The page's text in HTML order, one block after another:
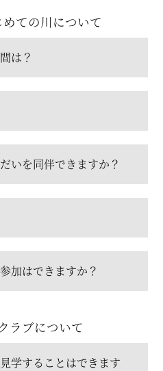
ての川について
は？
いを同伴できますか？
加はできますか？
ラブについて
学することはできます